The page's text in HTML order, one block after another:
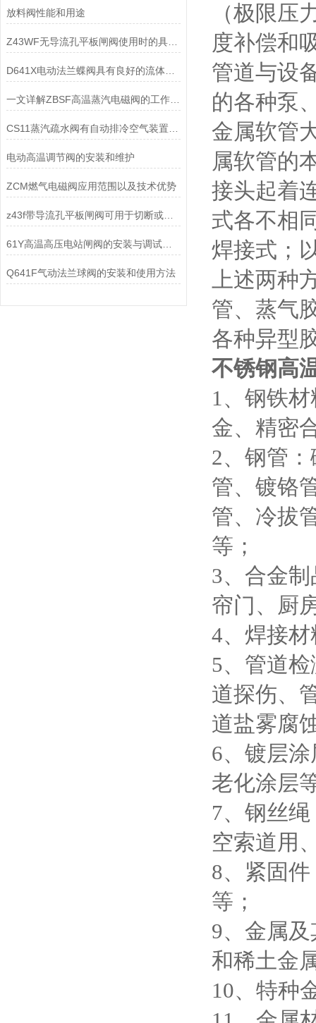
放料阀性能和用途
Z43WF无导流孔平板闸阀使用时的具体操作流程
D641X电动法兰蝶阀具有良好的流体控制特性和关闭密封性能
一文详解ZBSF高温蒸汽电磁阀的工作原理和特点
电动高温调节阀的安装和维护
ZCM燃气电磁阀应用范围以及技术优势
z43f带导流孔平板闸阀可用于切断或调节油气管线中的介质流动
61Y高温高压电站闸阀的安装与调试方式
Q641F气动法兰球阀的安装和使用方法
（极限压
度补偿和
管道与设
的各种泵
金属软管
属软管的
接头起着
式各不相
焊接式；
上述两种
管、蒸气
各种异型
不锈钢高
1、钢铁
金、精密
2、钢管
管、镀铬
管、冷拔
等；
3、合金
帘门、厨
4、焊接
5、管道
道探伤、
道盐雾腐
6、镀层
老化涂层
7、钢丝
空索道用
8、紧固
等；
9、金属
和稀土金
10、特种